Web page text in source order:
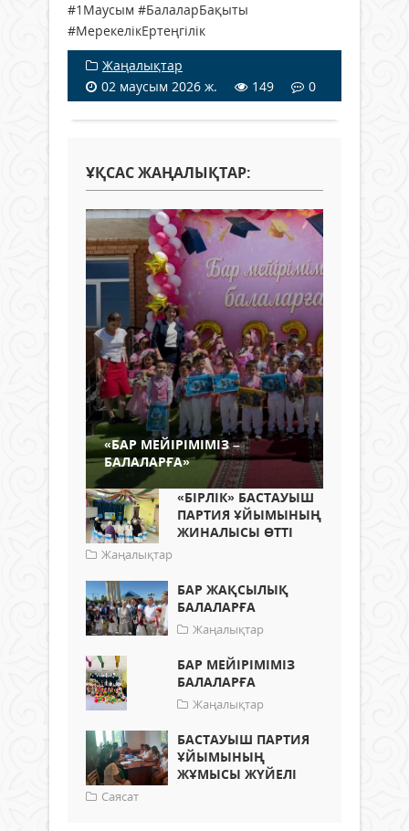
#1Маусым #БалаларБақыты
#МерекелікЕртеңгілік
Жаңалықтар
02 маусым 2026 ж.
149 0
ҰҚСАС ЖАҢАЛЫҚТАР:
«БАР МЕЙІРІМІМІЗ –
БАЛАЛАРҒА»
«БІРЛІК» БАСТАУЫШ
ПАРТИЯ ҰЙЫМЫНЫҢ
ЖИНАЛЫСЫ ӨТТІ
Жаңалықтар
БАР ЖАҚСЫЛЫҚ
БАЛАЛАРҒА
Жаңалықтар
БАР МЕЙІРІМІМІЗ
БАЛАЛАРҒА
Жаңалықтар
БАСТАУЫШ ПАРТИЯ
ҰЙЫМЫНЫҢ
ЖҰМЫСЫ ЖҮЙЕЛІ
Саясат